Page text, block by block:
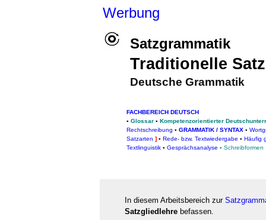
Werbung
Satzgrammatik
Traditionelle
Deutsche Grammatik
FACHBEREICH DEUTSCH
▪ Glossar ▪ Kompetenzorientierter
Rechtschreibung ▪ GRAMMATIK / SYNTAX ▪
Satzarten ] ▪ Rede- bzw. Textwiedergabe ▪ Häufig
Textlinguistik ▪ Gesprächsanalyse ▪ Schreibformen
In diesem Arbeitsbereich zur
Satzgliedlehre befassen.